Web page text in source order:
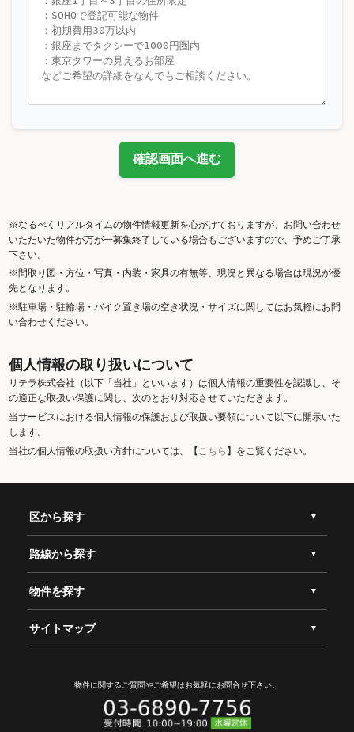
確認画面へ進む
※なるべくリアルタイムの物件情報更新を心がけておりますが、お問い合わせ
いただいた物件が万が一募集終了している場合もございますので、予めご了承
下さい。
※間取り図・方位・写真・内装・家具の有無等、現況と異なる場合は現況が優
先となります。
※駐車場・駐輪場・バイク置き場の空き状況・サイズに関してはお気軽にお問
い合わせください。
個人情報の取り扱いについて
リテラ株式会社（以下「当社」といいます）は個人情報の重要性を認識し、そ
の適正な取扱い保護に関し、次のとおり対応させていただきます。
当サービスにおける個人情報の保護および取扱い要領について以下に開示いた
します。
当社の個人情報の取扱い方針については、【こちら 】をご覧ください。
区から探す
路線から探す
物件を探す
サイトマップ
物件に関するご質問やご希望はお気軽にお問合せ下さい。